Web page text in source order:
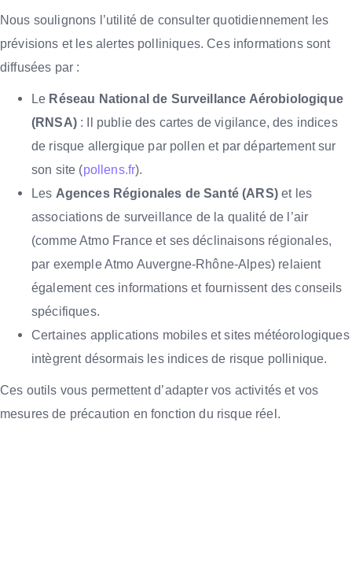
Nous soulignons l’utilité de consulter quotidiennement les
prévisions et les alertes polliniques. Ces informations sont
diffusées par :
Le Réseau National de Surveillance Aérobiologique
(RNSA): Il publie des cartes de vigilance, des indices
de risque allergique par pollen et par département sur
son site (pollens.fr).
Les Agences Régionales de Santé (ARS)et les
associations de surveillance de la qualité de l’air
(comme Atmo France et ses déclinaisons régionales,
par exemple Atmo Auvergne-Rhône-Alpes) relaient
également ces informations et fournissent des conseils
spécifiques.
Certaines applications mobiles et sites météorologiques
intègrent désormais les indices de risque pollinique.
Ces outils vous permettent d’adapter vos activités et vos
mesures de précaution en fonction du risque réel.